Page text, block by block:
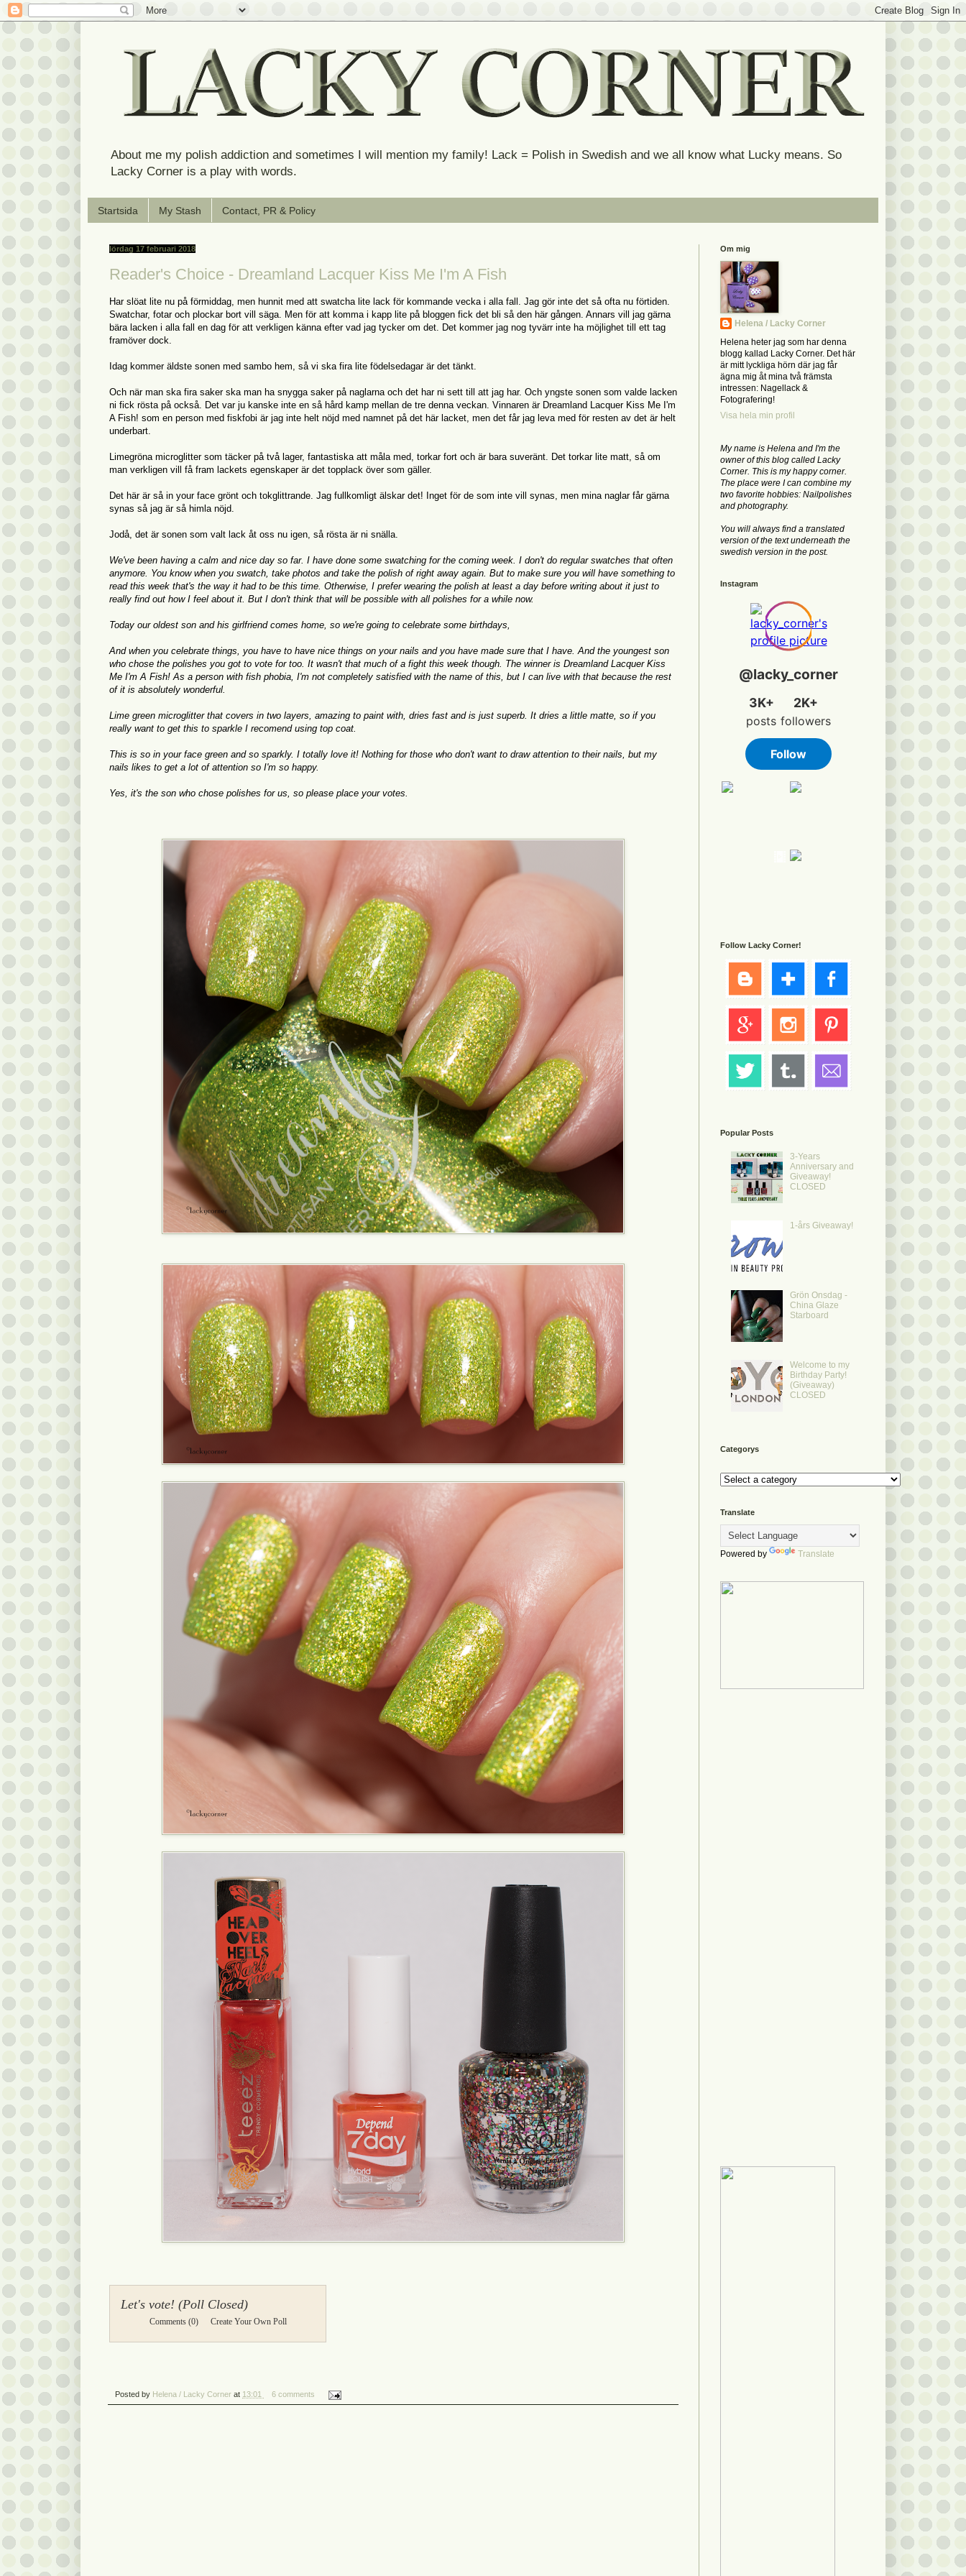
About me my polish addiction and sometimes I will mention my family! Lack = Polish in Swedish and we all know what Lucky means. So
Lacky Corner is a play with words.
Startsida My Stash Contact, PR & Policy
lördag 17 februari 2018
Reader's Choice - Dreamland Lacquer Kiss Me I'm A Fish
Har slöat lite nu på förmiddag, men hunnit med att swatcha lite lack för kommande vecka i alla fall. Jag gör inte det så ofta nu förtiden.
Swatchar, fotar och plockar bort vill säga. Men för att komma i kapp lite på bloggen fick det bli så den här gången. Annars vill jag gärna
bära lacken i alla fall en dag för att verkligen känna efter vad jag tycker om det. Det kommer jag nog tyvärr inte ha möjlighet till ett tag
framöver dock.
Idag kommer äldste sonen med sambo hem, så vi ska fira lite födelsedagar är det tänkt.
Och när man ska fira saker ska man ha snygga saker på naglarna och det har ni sett till att jag har. Och yngste sonen som valde lacken
ni fick rösta på också. Det var ju kanske inte en så hård kamp mellan de tre denna veckan. Vinnaren är Dreamland Lacquer Kiss Me I'm
A Fish! som en person med fiskfobi är jag inte helt nöjd med namnet på det här lacket, men det får jag leva med för resten av det är helt
underbart.
Limegröna microglitter som täcker på två lager, fantastiska att måla med, torkar fort och är bara suveränt. Det torkar lite matt, så om
man verkligen vill få fram lackets egenskaper är det topplack över som gäller.
Det här är så in your face grönt och tokglittrande. Jag fullkomligt älskar det! Inget för de som inte vill synas, men mina naglar får gärna
synas så jag är så himla nöjd.
Jodå, det är sonen som valt lack åt oss nu igen, så rösta är ni snälla.
We've been having a calm and nice day so far. I have done some swatching for the coming week. I don't do regular swatches that often
anymore. You know when you swatch, take photos and take the polish of right away again. But to make sure you will have something to
read this week that's the way it had to be this time. Otherwise, I prefer wearing the polish at least a day before writing about it just to
really find out how I feel about it. But I don't think that will be possible with all polishes for a while now.
Today our oldest son and his girlfriend comes home, so we're going to celebrate some birthdays,
And when you celebrate things, you have to have nice things on your nails and you have made sure that I have. And the youngest son
who chose the polishes you got to vote for too. It wasn't that much of a fight this week though. The winner is Dreamland Lacquer Kiss
Me I'm A Fish! As a person with fish phobia, I'm not completely satisfied with the name of this, but I can live with that because the rest
of it is absolutely wonderful.
Lime green microglitter that covers in two layers, amazing to paint with, dries fast and is just superb. It dries a little matte, so if you
really want to get this to sparkle I recomend using top coat.
This is so in your face green and so sparkly. I totally love it! Nothing for those who don't want to draw attention to their nails, but my
nails likes to get a lot of attention so I'm so happy.
Yes, it's the son who chose polishes for us, so please place your votes.
Let's vote! (Poll Closed)
Comments (0) Create Your Own Poll
Posted by Helena / Lacky Corner at 13:01 6 comments
Om mig
Helena / Lacky Corner
Helena heter jag som har denna
blogg kallad Lacky Corner. Det här
är mitt lyckliga hörn där jag får
ägna mig åt mina två främsta
intressen: Nagellack &
Fotografering!
Visa hela min profil
My name is Helena and I'm the
owner of this blog called Lacky
Corner. This is my happy corner.
The place were I can combine my
two favorite hobbies: Nailpolishes
and photography.
You will always find a translated
version of the text underneath the
swedish version in the post.
Instagram
Follow Lacky Corner!
Popular Posts
3-Years
Anniversary and
Giveaway!
CLOSED
1-års Giveaway!
Grön Onsdag -
China Glaze
Starboard
Welcome to my
Birthday Party!
(Giveaway)
CLOSED
Categorys
Translate
Powered by Translate